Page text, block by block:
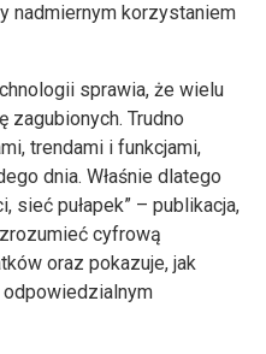
nadmiernym korzystaniem
sprawia, że wielu
Trudno
trendami i funkcjami,
dnia. Właśnie dlatego
sieć pułapek” – publikacja,
cyfrową
oraz pokazuje, jak